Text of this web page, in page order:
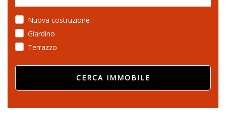
Nuova costruzione
Giardino
Terrazzo